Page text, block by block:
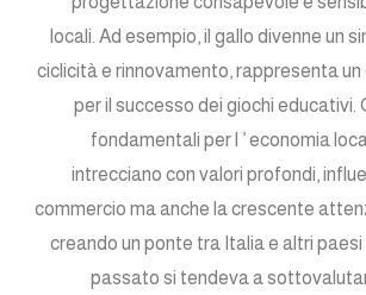
locali. Ad esempio, il gallo divenne un
ciclicità e rinnovamento, rappresenta
per il successo dei giochi educativi.
fondamentali per l ’ economia
intrecciano con valori profondi,
commercio ma anche la crescente
creando un ponte tra Italia e altri paesi
passato si tendeva a